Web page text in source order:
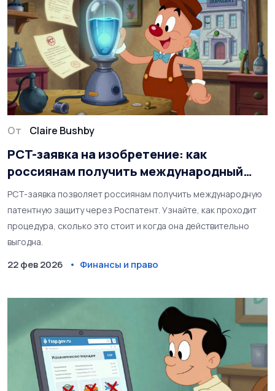
От Claire Bushby
PCT-заявка на изобретение: как
россиянам получить международный
патент
PCT-заявка позволяет россиянам получить международную
патентную защиту через Роспатент. Узнайте, как проходит
процедура, сколько это стоит и когда она действительно
выгодна.
22 фев 2026 Финансы и право